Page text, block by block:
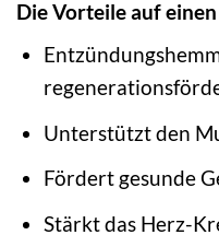
Die Vorteile auf
Unterstützt den
Fördert gesunde
Stärkt das Herz-